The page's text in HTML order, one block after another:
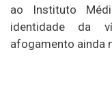
ao Instituto
identidade da
afogamento ainda